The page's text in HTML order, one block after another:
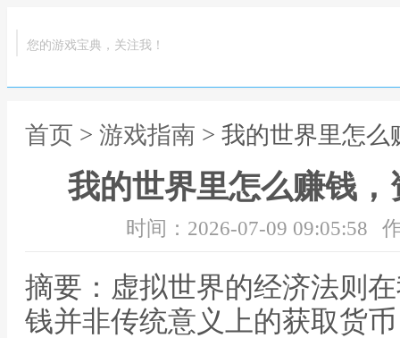
您的游戏宝典，关注我！
首页 > 游戏指南 > 我的世界里怎
我的世界里怎么赚钱
时间：2026-07-09 09:05:58
摘要：虚拟世界的经济法则
钱并非传统意义上的获取货